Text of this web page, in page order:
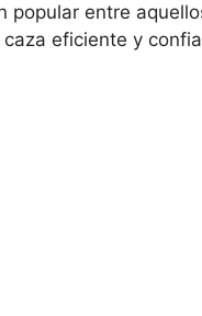
popular entre
eficiente y